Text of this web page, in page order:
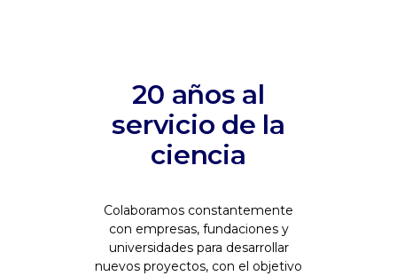
20 años al
servicio de la
ciencia
Colaboramos constantemente
con empresas, fundaciones y
universidades para desarrollar
nuevos proyectos, con el objetivo